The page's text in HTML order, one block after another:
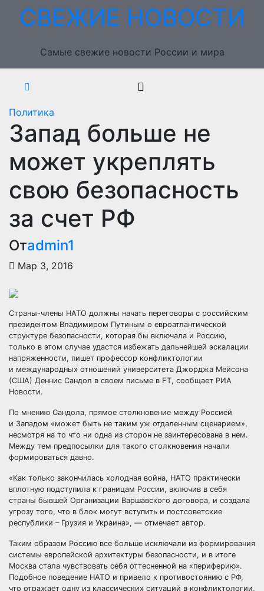
ПерейтиСВЕЖИЕ НОВОСТИ
Самые свежие новости России и мира
Политика
Запад больше не
может укреплять
свою безопасность
за счет РФ
Отadmin1
Мар 3, 2016
Страны-члены НАТО должны начать переговоры с российским
президентом Владимиром Путиным о евроатлантической
структуре безопасности, которая бы включала и Россию,
только в этом случае удастся избежать дальнейшей эскалации
напряженности, пишет профессор конфликтологии
и международных отношений университета Джорджа Мейсона
(США) Деннис Сандол в своем письме в FT, сообщает РИА
Новости.
По мнению Сандола, прямое столкновение между Россией
и Западом «может быть не таким уж отдаленным сценарием»,
несмотря на то что ни одна из сторон не заинтересована в нем.
Между тем предпосылки для такого столкновения начали
формироваться давно.
«Как только закончилась холодная война, НАТО практически
вплотную подступила к границам России, включив в себя
страны бывшей Организации Варшавского договора, и создала
угрозу того, что в блок могут вступить и постсоветские
республики – Грузия и Украина», — отмечает автор.
Таким образом Россию все больше исключали из формирования
системы европейской архитектуры безопасности, и в итоге
Москва стала чувствовать себя оттесненной на «периферию».
Подобное поведение НАТО и привело к противостоянию с РФ,
что отражает одну из классических ситуаций в конфликтологии,